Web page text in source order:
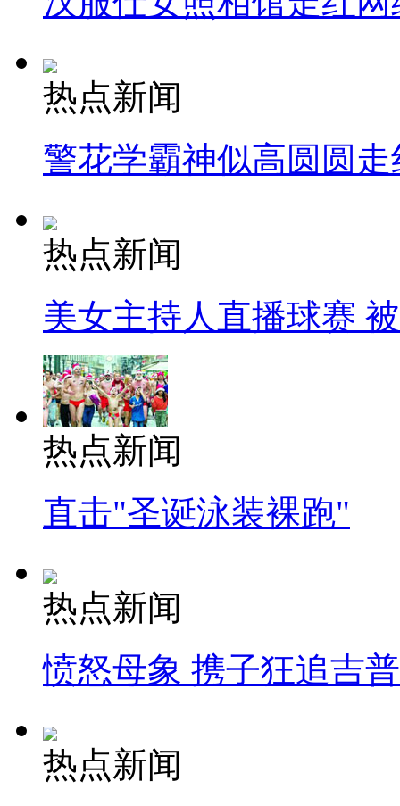
热点新闻
警花学霸神似高圆圆走
热点新闻
美女主持人直播球赛
热点新闻
直击"圣诞泳装裸跑"
热点新闻
愤怒母象 携子狂追吉
热点新闻